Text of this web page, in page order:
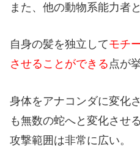
また、他の動物系能力者
自身の髪を独立してモチ
させることができる 点が
身体をアナコンダに変化
も無数の蛇へと変化させ
攻撃範囲は非常に広い。